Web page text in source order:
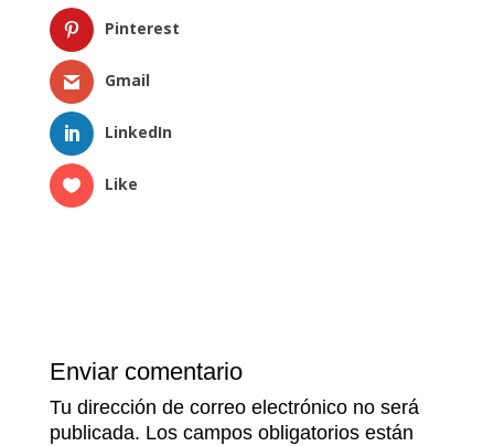
Pinterest
Gmail
LinkedIn
Like
Enviar comentario
Tu dirección de correo electrónico no será
publicada. Los campos obligatorios están